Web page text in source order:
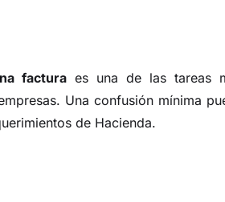
facturaes una de las tareas
Una confusión mínima
de Hacienda.